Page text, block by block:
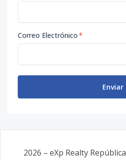
Correo Electrónico*
Enviar
2026 – eXp Realty República